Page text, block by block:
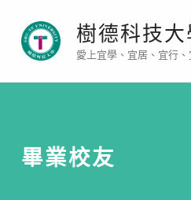
樹德科技大
愛上宜學、宜居、宜行
畢業校友